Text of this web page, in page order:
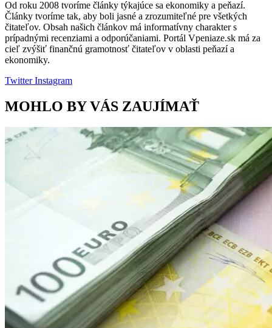
Od roku 2008 tvoríme články týkajúce sa ekonomiky a peňazí.
Články tvoríme tak, aby boli jasné a zrozumiteľné pre všetkých
čitateľov. Obsah našich článkov má informatívny charakter s
prípadnými recenziami a odporúčaniami. Portál Vpeniaze.sk má za
cieľ zvýšiť finančnú gramotnosť čitateľov v oblasti peňazí a
ekonomiky.
TwitterInstagram
MOHLO BY VÁS ZAUJÍMAŤ